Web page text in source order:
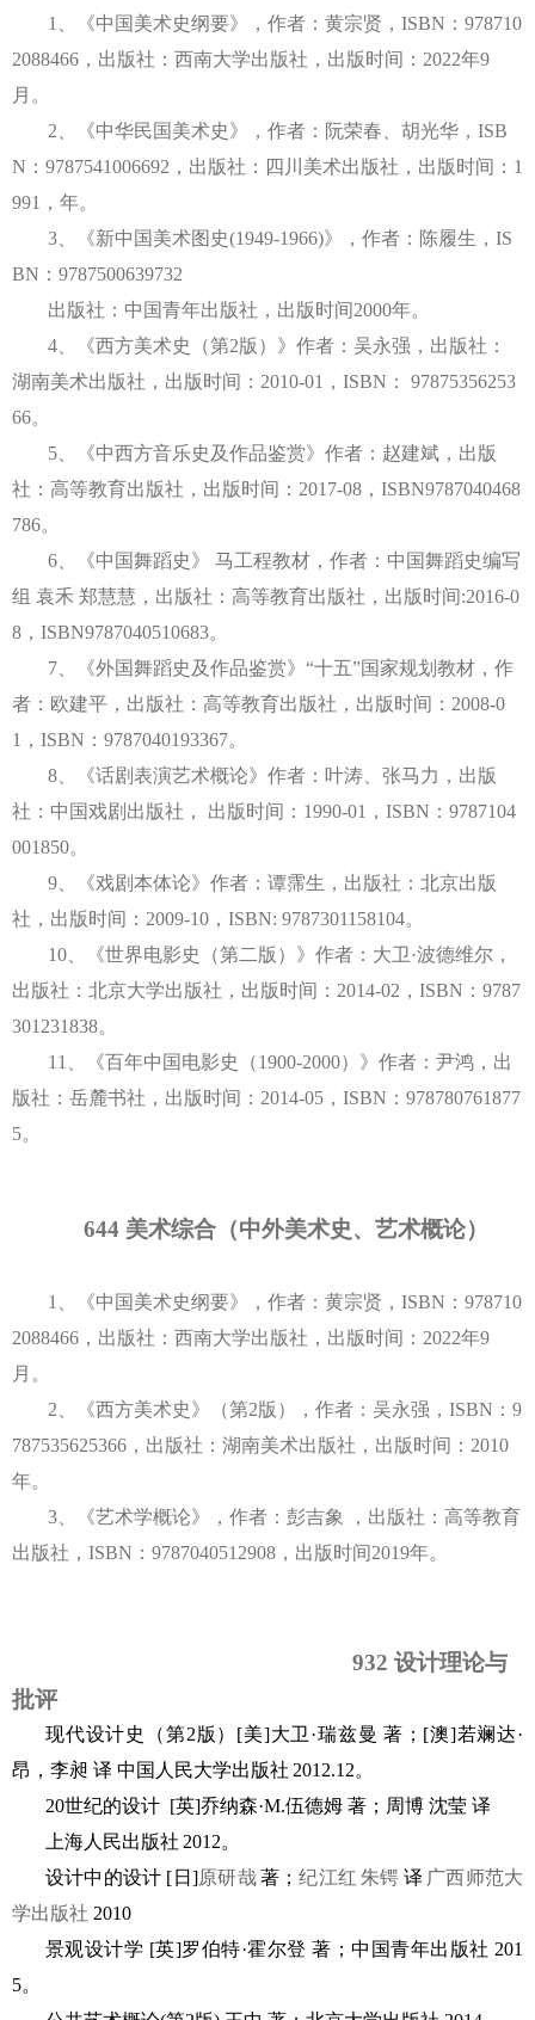
1、《中国美术史纲要》，作者：黄宗贤， ISBN： 978710
2088466，出版社：西南大学出版社，出版时间：2022年9
月。
2、
《中华民国美术史》 ， 作者：阮荣春、胡光华 ， ISB
N：9787541006692 ， 出版社：四川美术出版社 ， 出版时间： 1
991 ， 年。
3、
《新中国美术图史(1949-1966)》 ， 作者：陈履生 ， IS
BN：9787500639732
出版社：中国青年出版社 ， 出版时间 2000年。
4、《西方美术史（第2版）》作者：吴永强，出版社：
湖南美术出版社，出版时间：2010-01，ISBN： 97875356253
66。
5、
《中西方音乐史及作品鉴赏》作者：赵建斌，出版
社：高等教育出版社，出版时间： 2017-08，ISBN9787040468
786。
6、
《中国舞蹈史》
马工程教材，作者：中国舞蹈史编写
组 袁禾 郑慧慧，出版社：高等教育出版社，出版时间 :2016-0
8，ISBN9787040510683。
7、
《外国舞蹈史及作品鉴赏》 “十五”国家规划教材，作
者：欧建平，出版社：高等教育出版社，出版时间：2008-0
1，ISBN：9787040193367。
8
《话剧表演艺术概论》作者：叶涛、张马力，出版
社：中国戏剧出版社，
出版时间： 1990-01，ISBN：9787104
001850。
9
《戏剧本体论》作者：谭霈生，出版社：北京出版
社，出版时间： 2009-10，ISBN: 9787301158104。
10、《世界电影史（第二版）》作者：大卫·波德维尔，
出版社：北京大学出版社，出版时间：2014-02，ISBN：9787
301231838。
11、《百年中国电影史（1900-2000）》作者：尹鸿，出
版社：岳麓书社，出版时间：2014-05，ISBN：978780761877
5。
644 美术综合（中外美术史、艺术概论）
1、《中国美术史纲要》，作者：黄宗贤， ISBN： 978710
2088466，出版社：西南大学出版社，出版时间：2022年9
月。
2、
《西方美术史》 （第2版）， 作者： 吴永强， ISBN：9
787535625366 ， 出版社： 湖南美术出版社 ， 出版时间： 2010
年。
3
《艺术学概论》 ， 作者： 彭吉象 ， 出版社： 高等教育
出版社 ， ISBN：9787040512908 ， 出版时间 2019年。
932 设计理论与
批评
现代设计史（第2版） [美]大卫 ·瑞兹曼 著； [澳]若斓达·
昂，李昶 译 中国人民大学出版社 2012.12。
20世纪的设计 [英]乔纳森·M.伍德姆 著； 周博 沈莹 译
上海人民出版社 2012。
设计中的设计 [日]原研哉著 ；纪江红 朱锷 译 广西师范大
学出版社 2010
景观设计学 [英]罗伯特·霍尔登 著； 中国青年出版社 201
5。